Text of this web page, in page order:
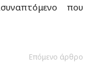
που
Επόμενο άρθρο